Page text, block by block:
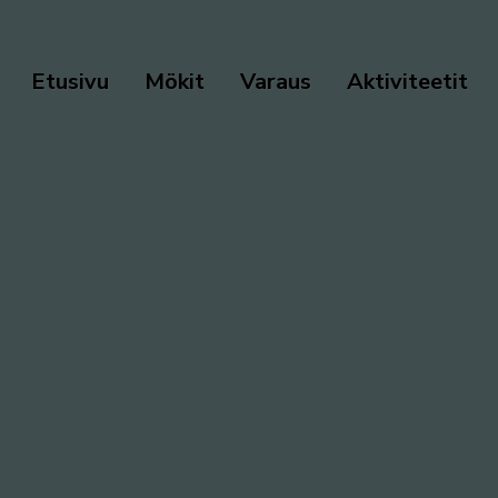
Etusivu Mökit Varaus Aktiviteetit